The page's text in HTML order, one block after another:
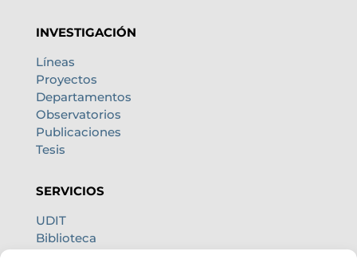
INVESTIGACIÓN
Líneas
Proyectos
Departamentos
Observatorios
Publicaciones
Tesis
SERVICIOS
UDIT
Biblioteca